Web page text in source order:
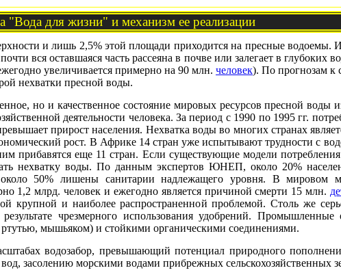
для жизни" и механизм ее реализации
и лишь 2,5% этой площади приходится на пресные водоемы.
вся оставшаяся часть рассеяна в почве или залегает в
увеличивается примерно на 90 млн. человек). По прогнозам к
нехватки пресной воды.
но и качественное состояние мировых ресурсов пресной воды
деятельности человека. За период с 1990 по 1995 гг.
прирост населения. Нехватка воды во многих странах
рост. В Африке 14 стран уже испытывают трудности с
прибавятся еще 11 стран. Если существующие модели потребления
нехватку воды. По данным экспертов ЮНЕП, около 20%
50% лишены санитарии надлежащего уровня. В мировом
1,2 млрд. человек и ежегодно является причиной смерти 15 млн.
крупной и наиболее распространенной проблемой. Столь же
чрезмерного использования удобрений.
мышьяком) и стойкими органическими соединениями.
водозабор, превышающий потенциал природного
засолению морскими водами прибрежных сельскохозяйственных